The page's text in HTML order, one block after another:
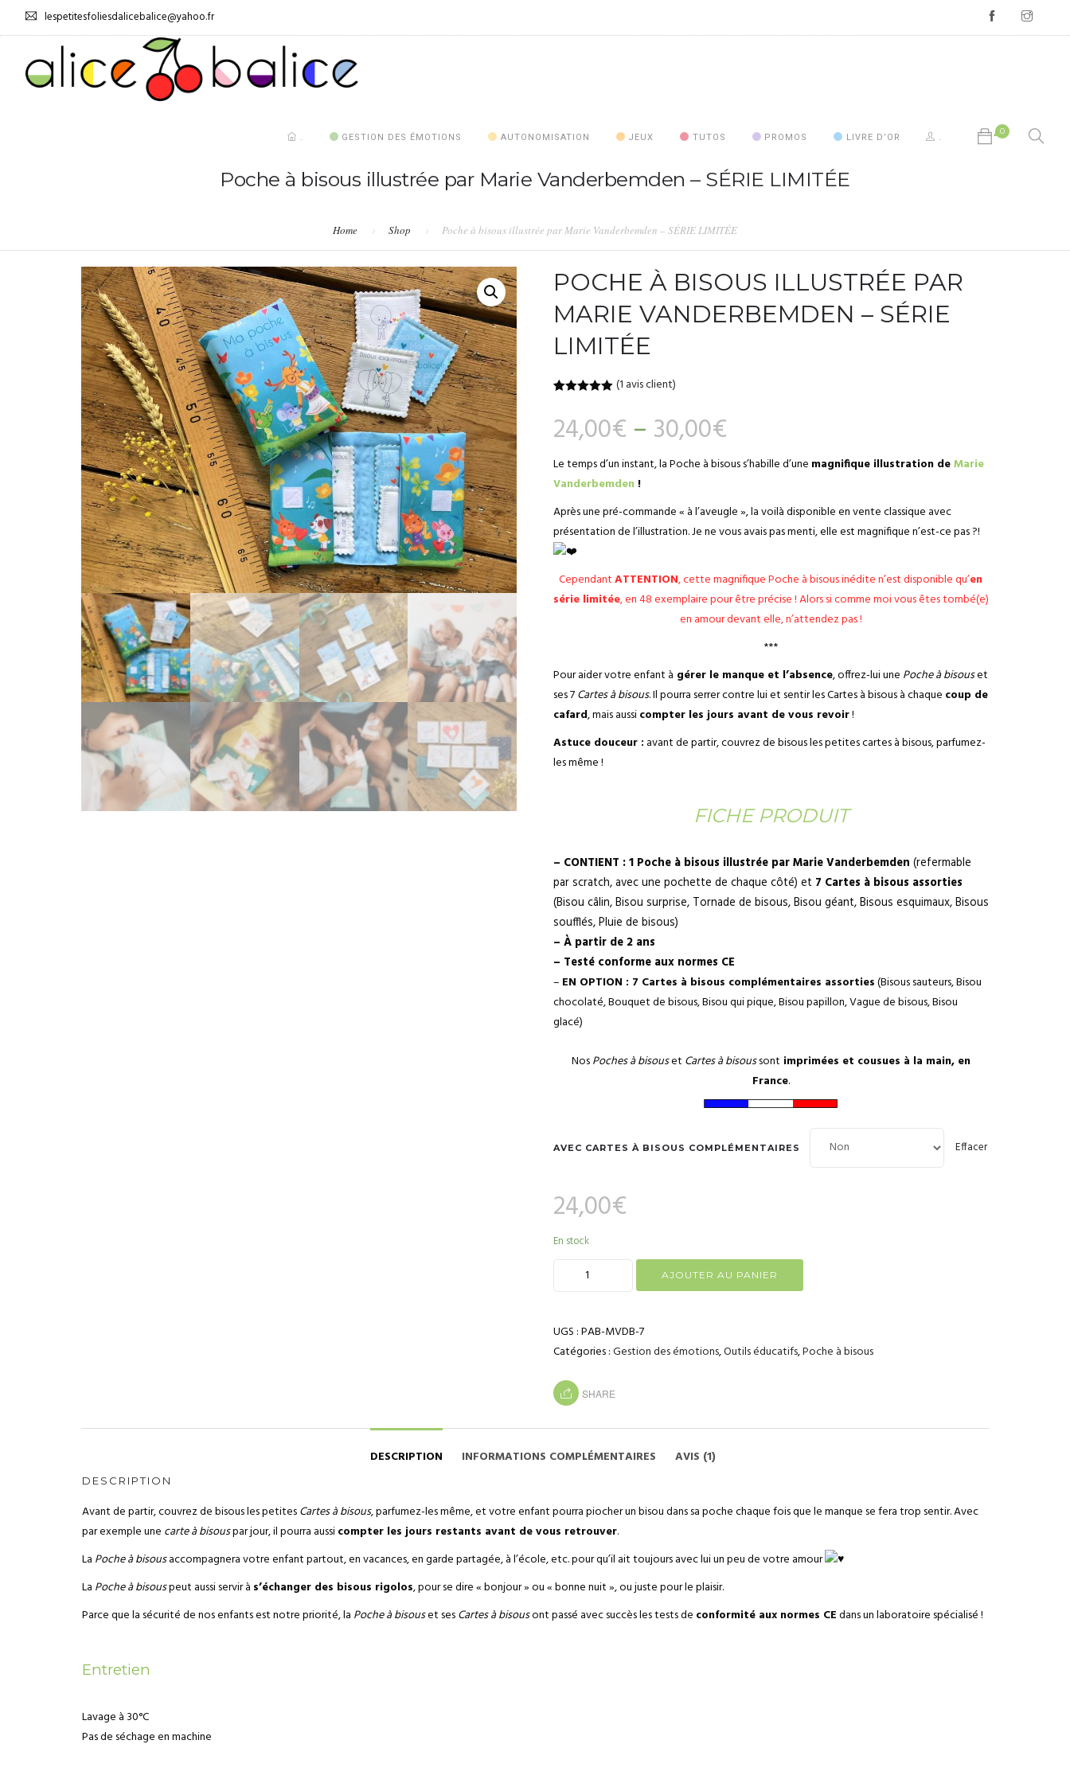
lespetitesfoliesdalicebalice@yahoo.fr
. GESTION DES ÉMOTIONS AUTONOMISATION JEUX TUTOS PROMOS LIVRE D’OR .
0
Poche à bisous illustrée par Marie Vanderbemden – SÉRIE LIMITÉE
Home Shop Poche à bisous illustrée par Marie Vanderbemden – SÉRIE LIMITÉE
POCHE À BISOUS ILLUSTRÉE PAR
MARIE VANDERBEMDEN – SÉRIE
LIMITÉE
basé sur
notation
(1 avis client)
24,00€ – 30,00€
Le temps d’un instant, la Poche à bisous s’habille d’une magnifique illustration deMarie
Vanderbemden !
Après une pré-commande « à l’aveugle », la voilà disponible en vente classique avec
présentation de l’illustration. Je ne vous avais pas menti, elle est magnifique n’est-ce pas ?!
CependantATTENTION, cette magnifique Poche à bisous inédite n’est disponible qu’en
série limitée, en 48 exemplaire pour être précise ! Alors si comme moi vous êtes tombé(e)
en amour devant elle, n’attendez pas !
***
Pour aider votre enfant à gérer le manque et l’absence, offrez-lui une Poche à bisouset
ses 7Cartes à bisous. Il pourra serrer contre lui et sentir les Cartes à bisous à chaque coup de
cafard, mais aussicompter les jours avant de vous revoir!
Astuce douceur : avant de partir, couvrez de bisous les petites cartes à bisous, parfumez-
les même !
FICHE PRODUIT
– CONTIENT : 1 Poche à bisous illustrée par Marie Vanderbemden (refermable
par scratch, avec une pochette de chaque côté) et 7 Cartes à bisous assorties
(Bisou câlin, Bisou surprise, Tornade de bisous, Bisou géant, Bisous esquimaux, Bisous
soufflés, Pluie de bisous)
– À partir de 2 ans
– Testé conforme aux normes CE
– EN OPTION : 7 Cartes à bisous complémentaires assorties(Bisous sauteurs, Bisou
chocolaté, Bouquet de bisous, Bisou qui pique, Bisou papillon, Vague de bisous, Bisou
glacé)
NosPoches à bisouset Cartes à bisoussont imprimées et cousues à la main, en
France.
AVEC CARTES À BISOUS COMPLÉMENTAIRES Effacer
24,00€
En stock
AJOUTER AU PANIER
UGS :PAB-MVDB-7
Catégories :Gestion des émotions,Outils éducatifs,Poche à bisous
SHARE
DESCRIPTION INFORMATIONS COMPLÉMENTAIRES AVIS (1)
DESCRIPTION
Avant de partir, couvrez de bisous les petitesCartes à bisous, parfumez-les même, et votre enfant pourra piocher un bisou dans sa poche chaque fois que le manque se fera trop sentir. Avec
par exemple une carte à bisouspar jour, il pourra aussicompter les jours restants avant de vous retrouver.
La Poche à bisousaccompagnera votre enfant partout, en vacances, en garde partagée, à l’école, etc. pour qu’il ait toujours avec lui un peu de votre amour
La Poche à bisouspeut aussi servir à s’échanger des bisous rigolos, pour se dire « bonjour » ou « bonne nuit », ou juste pour le plaisir.
Parce que la sécurité de nos enfants est notre priorité, la Poche à bisouset sesCartes à bisousont passé avec succès les tests de conformité aux normes CEdans un laboratoire spécialisé !
Entretien
Lavage à 30°C
Pas de séchage en machine